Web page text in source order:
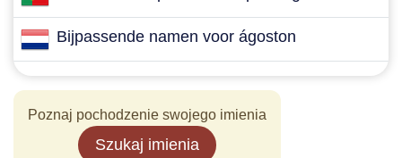
Bijpassende namen voor ágoston
Poznaj pochodzenie swojego imienia
Szukaj imienia